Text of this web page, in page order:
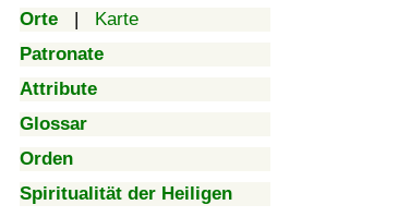
Orte | Karte
Patronate
Attribute
Glossar
Orden
Spiritualität der Heiligen